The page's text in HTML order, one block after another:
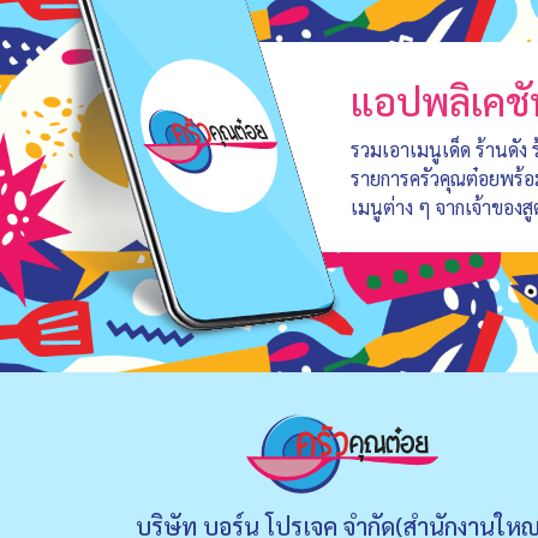
แอปพลิเค
รวมเอาเมนูเด็ด ร้านดั
รายการครัวคุณต๋อยพร้
เมนูต่าง ๆ จากเจ้าของ
บริษัท บอร์น โปรเจค จำกัด(สำนักงานให